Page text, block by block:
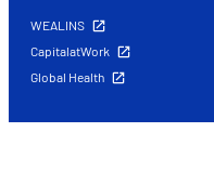
WEALINS
CapitalatWork
Global Health